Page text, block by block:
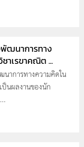
ฒนาการทาง
าเรขาคณิต ...
าการทางความคิดใน
ป็นผลงานของนัก